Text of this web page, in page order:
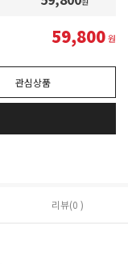
59,800원
관심상품
리뷰(0 )